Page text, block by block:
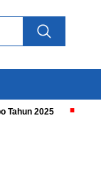
Tahun 2025